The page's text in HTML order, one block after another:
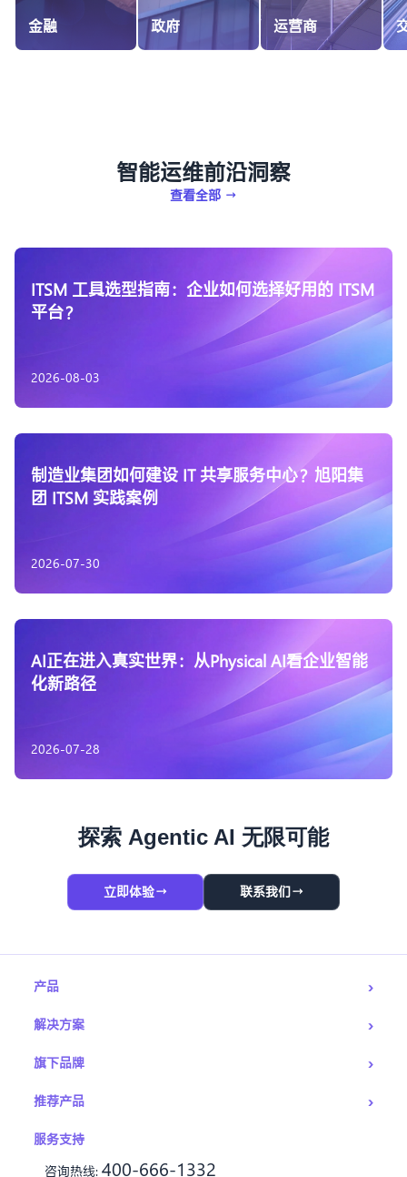
政府 运营商 交通
查看全部 →
智能运维前沿洞察
ITSM 工具选型指南：企业如何选择好用的 ITSM
平台？
2026-08-03
制造业集团如何建设 IT 共享服务中心？旭阳集
团 ITSM 实践案例
2026-07-30
AI正在进入真实世界：从Physical AI看企业智能
化新路径
2026-07-28
探索 Agentic AI 无限可能
立即体验→ 联系我们→
产品 ›
解决方案 ›
旗下品牌 ›
推荐产品 ›
服务支持
咨询热线: 400-666-1332